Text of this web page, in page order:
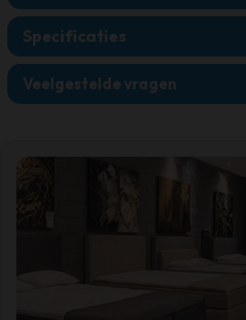
Specificaties
Veelgestelde vragen